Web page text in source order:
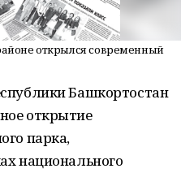
открылся современный
Башкортостан
открытие
парка,
национального